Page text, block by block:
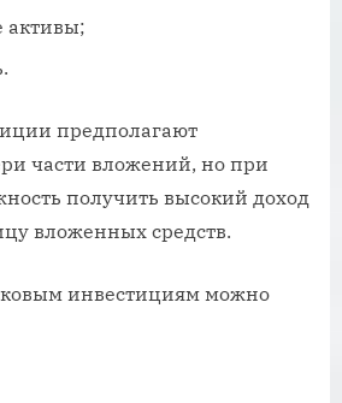
активы;
предполагают
части вложений, но при
получить высокий доход
вложенных средств.
инвестициям можно